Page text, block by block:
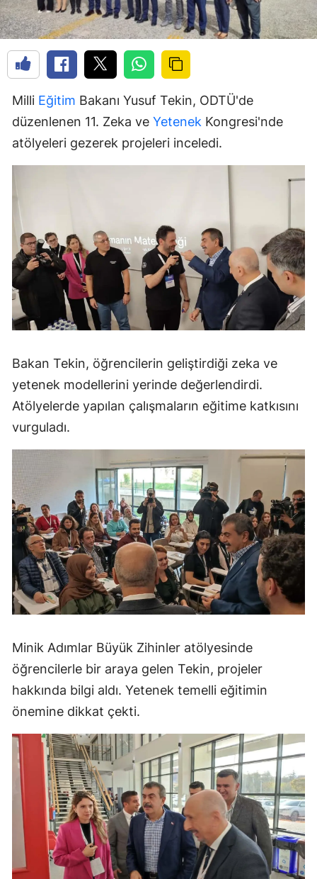
Milli Eğitim Bakanı Yusuf Tekin, ODTÜ'de
düzenlenen 11. Zeka ve Yetenek Kongresi'nde
atölyeleri gezerek projeleri inceledi.
Bakan Tekin, öğrencilerin geliştirdiği zeka ve
yetenek modellerini yerinde değerlendirdi.
Atölyelerde yapılan çalışmaların eğitime katkısını
vurguladı.
Minik Adımlar Büyük Zihinler atölyesinde
öğrencilerle bir araya gelen Tekin, projeler
hakkında bilgi aldı. Yetenek temelli eğitimin
önemine dikkat çekti.